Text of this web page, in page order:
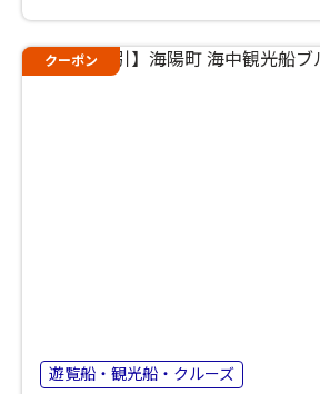
クーポン
遊覧船・観光船・クルーズ